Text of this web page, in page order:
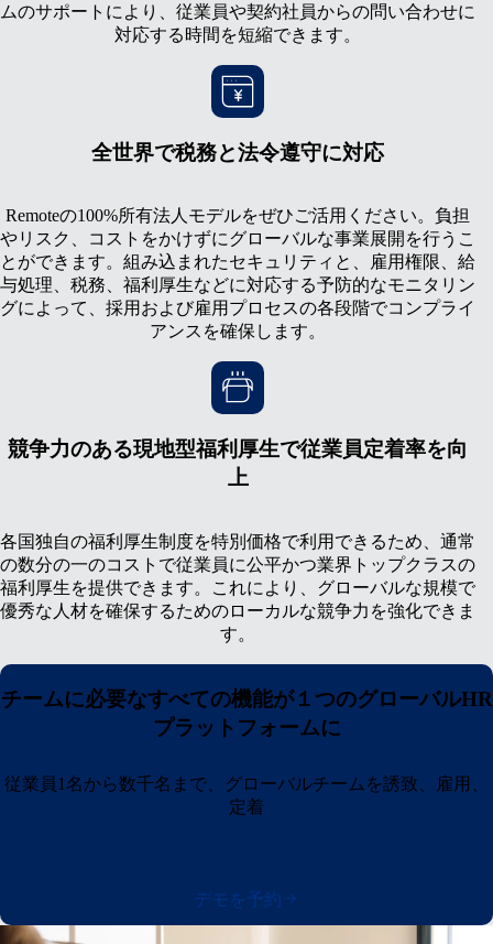
ムのサポートにより、従業員や契約社員からの問い合わせに
対応する時間を短縮できます。
全世界で税務と法令遵守に対応
Remoteの100%所有法人モデルをぜひご活用ください。負担
やリスク、コストをかけずにグローバルな事業展開を行うこ
とができます。組み込まれたセキュリティと、雇用権限、給
与処理、税務、福利厚生などに対応する予防的なモニタリン
グによって、採用および雇用プロセスの各段階でコンプライ
アンスを確保します。
競争力のある現地型福利厚生で従業員定着率を向
上
各国独自の福利厚生制度を特別価格で利用できるため、通常
の数分の一のコストで従業員に公平かつ業界トップクラスの
福利厚生を提供できます。これにより、グローバルな規模で
優秀な人材を確保するためのローカルな競争力を強化できま
す。
チームに必要なすべての機能が１つのグローバルHR
プラットフォームに
従業員1名から数千名まで、グローバルチームを誘致、雇用、
定着
デモを予約